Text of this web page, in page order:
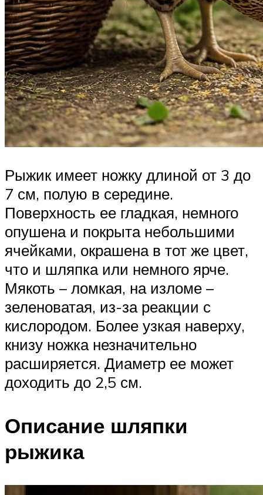
Рыжик имеет ножку длиной от 3 до
7 см, полую в середине.
Поверхность ее гладкая, немного
опушена и покрыта небольшими
ячейками, окрашена в тот же цвет,
что и шляпка или немного ярче.
Мякоть – ломкая, на изломе –
зеленоватая, из-за реакции с
кислородом. Более узкая наверху,
книзу ножка незначительно
расширяется. Диаметр ее может
доходить до 2,5 см.
Описание шляпки
рыжика